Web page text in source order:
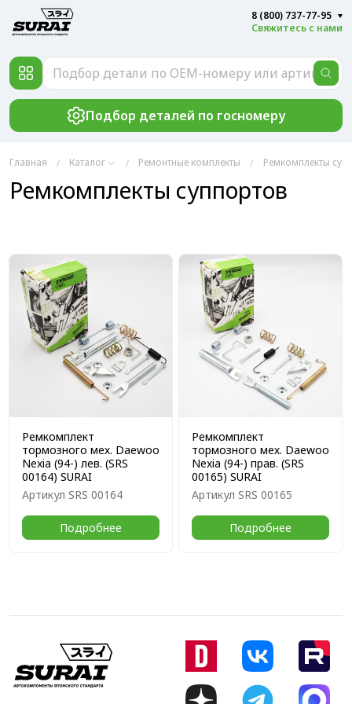
8 (800) 737-77-95
Свяжитесь с нами
Подбор деталей по госномеру
Главная Каталог Ремонтные комплекты Ремкомплекты
Ремкомплекты суппортов
Ремкомплект
тормозного мех. Daewoo
Nexia (94-) лев. (SRS
00164) SURAI
Артикул SRS 00164
Подробнее
Ремкомплект
тормозного мех. Daewoo
Nexia (94-) прав. (SRS
00165) SURAI
Артикул SRS 00165
Подробнее